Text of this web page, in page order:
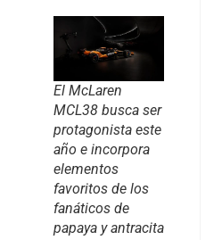
El McLaren
MCL38 busca ser
protagonista este
año e incorpora
elementos
favoritos de los
fanáticos de
papaya y antracita